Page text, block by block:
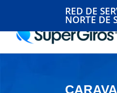
RED DE
NORTE DE